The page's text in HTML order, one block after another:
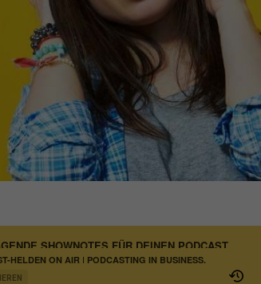
HELDEN ON AIR | PODCASTING IN BUSINESS,
UND VERTRIEB
SHOWNOTES FÜR DEINEN PODCAST